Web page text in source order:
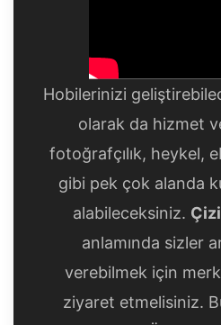
Hobilerinizi
olarak da hizmet
fotoğrafçılık, heykel,
gibi pek çok alanda
alabileceksiniz.
anlamında sizler
verebilmek için
ziyaret etmelisiniz.